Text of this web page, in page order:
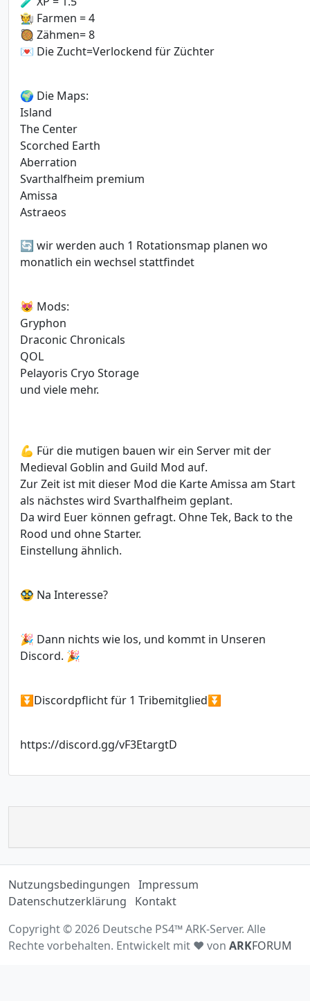
🧑‍🌾 Farmen = 4
🥘 Zähmen= 8
💌 Die Zucht=Verlockend für Züchter
🌍 Die Maps:
Island
The Center
Scorched Earth
Aberration
Svarthalfheim premium
Amissa
Astraeos
🔄 wir werden auch 1 Rotationsmap planen wo
monatlich ein wechsel stattfindet
😻 Mods:
Gryphon
Draconic Chronicals
QOL
Pelayoris Cryo Storage
und viele mehr.
💪 Für die mutigen bauen wir ein Server mit der
Medieval Goblin and Guild Mod auf.
Zur Zeit ist mit dieser Mod die Karte Amissa am Start
als nächstes wird Svarthalfheim geplant.
Da wird Euer können gefragt. Ohne Tek, Back to the
Rood und ohne Starter.
Einstellung ähnlich.
🥸 Na Interesse?
🎉 Dann nichts wie los, und kommt in Unseren
Discord. 🎉
⏬Discordpflicht für 1 Tribemitglied⏬
https://discord.gg/vF3EtargtD
Nutzungsbedingungen Impressum
Datenschutzerklärung
Kontakt
Copyright © 2026 Deutsche PS4™ ARK-Server. Alle
Rechte vorbehalten. Entwickelt mit ♥ von ARKFORUM